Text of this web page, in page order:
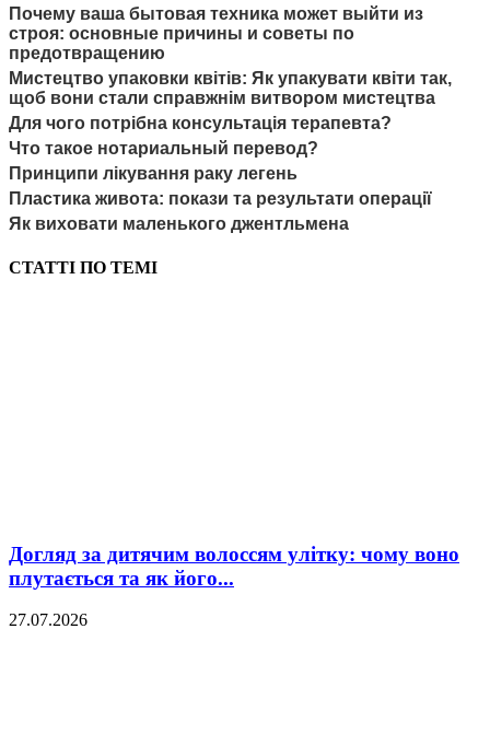
Почему ваша бытовая техника может выйти из
строя: основные причины и советы по
предотвращению
Мистецтво упаковки квітів: Як упакувати квіти так,
щоб вони стали справжнім витвором мистецтва
Для чого потрібна консультація терапевта?
Что такое нотариальный перевод?
Принципи лікування раку легень
Пластика живота: покази та результати операції
Як виховати маленького джентльмена
СТАТТІ ПО ТЕМІ
Догляд за дитячим волоссям улітку: чому воно
плутається та як його...
27.07.2026